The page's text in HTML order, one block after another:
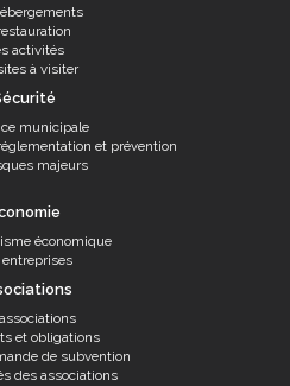
activités
à visiter
municipale
et prévention
majeurs
économique
entreprises
et obligations
de subvention
des associations